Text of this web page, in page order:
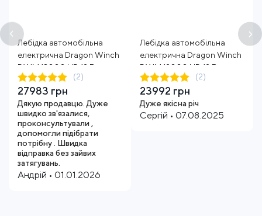
Лебідка автомобільна
електрична Dragon Winch
DWM 13000 HD 12 В трос
30 м
(2)
27983 грн
Дякую продавцю. Дуже
швидко зв'язалися,
проконсультували ,
допомогли підібрати
потрібну . Швидка
відправка без зайвих
затягувань.
Андрій • 01.01.2026
Лебідка автомобільна
електрична Dragon Winch
DWM 12000 HD 12 В трос
20 м
(2)
23992 грн
Дуже якісна річ
Сергій • 07.08.2025